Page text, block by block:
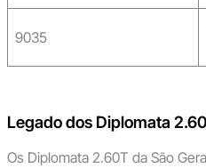
9035
Legado dos Diplomata
Os Diplomata 2.60T da São